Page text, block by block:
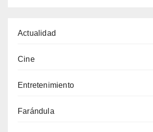
Actualidad
Cine
Entretenimiento
Farándula